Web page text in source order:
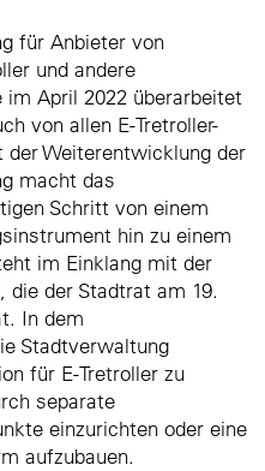
für Anbieter von
und andere
April 2022 überarbeitet
von allen E-Tretroller-
Weiterentwicklung der
macht das
Schritt von einem
hin zu einem
im Einklang mit der
die der Stadtrat am 19.
In dem
Stadtverwaltung
für E-Tretroller zu
separate
einzurichten oder eine
aufzubauen.